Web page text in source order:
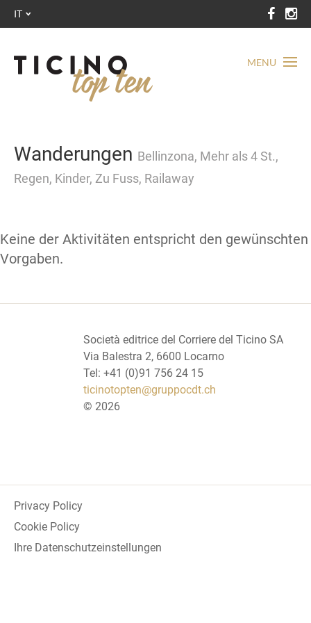
MENU
IT
Wanderungen Bellinzona, Mehr als 4 St.,
Regen, Kinder, Zu Fuss, Railaway
Keine der Aktivitäten entspricht den gewünschten
Vorgaben.
Società editrice del Corriere del Ticino SA
Via Balestra 2, 6600 Locarno
Tel: +41 (0)91 756 24 15
ticinotopten@gruppocdt.ch
© 2026
Privacy Policy
Cookie Policy
Ihre Datenschutzeinstellungen